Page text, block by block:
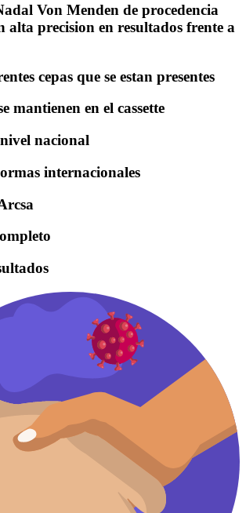
Von Menden de procedencia
alta precision en resultados frente a
cepas que se estan presentes
mantienen en el cassette
nacional
internacionales